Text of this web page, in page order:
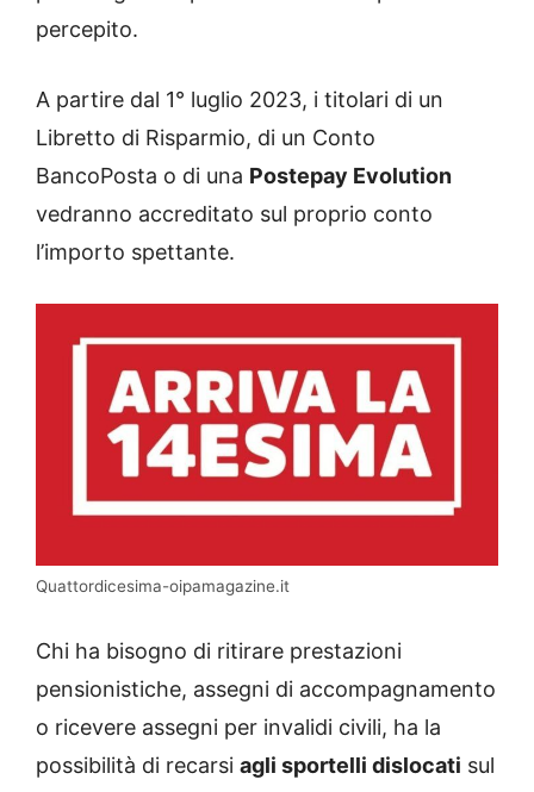
percepito.
A partire dal 1° luglio 2023, i titolari di un
Libretto di Risparmio, di un Conto
BancoPosta o di una Postepay Evolution
vedranno accreditato sul proprio conto
l’importo spettante.
Quattordicesima-oipamagazine.it
Chi ha bisogno di ritirare prestazioni
pensionistiche, assegni di accompagnamento
o ricevere assegni per invalidi civili, ha la
possibilità di recarsi agli sportelli dislocati sul